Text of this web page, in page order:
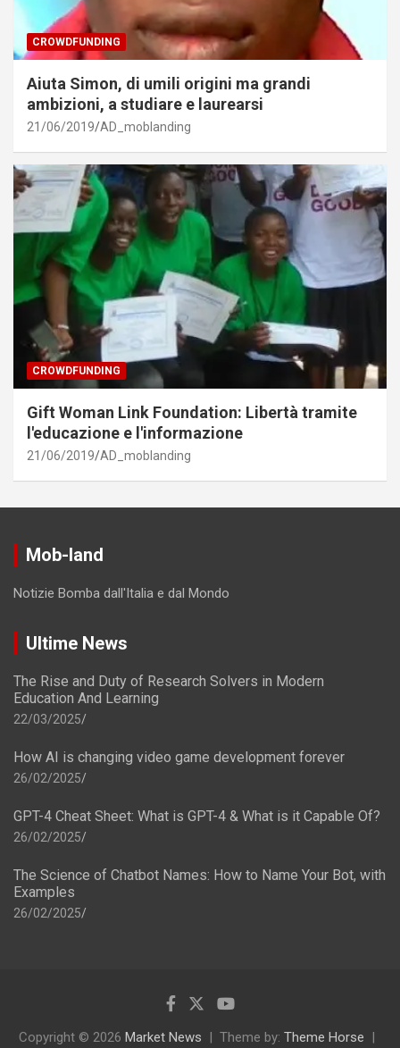
CROWDFUNDING
Aiuta Simon, di umili origini ma grandi
ambizioni, a studiare e laurearsi
21/06/2019 AD_moblanding
CROWDFUNDING
Gift Woman Link Foundation: Libertà tramite
l'educazione e l'informazione
21/06/2019 AD_moblanding
Mob-land
Notizie Bomba dall'Italia e dal Mondo
Ultime News
The Rise and Duty of Research Solvers in Modern
Education And Learning
22/03/2025
How AI is changing video game development forever
26/02/2025
GPT-4 Cheat Sheet: What is GPT-4 & What is it Capable Of?
26/02/2025
The Science of Chatbot Names: How to Name Your Bot, with
Examples
26/02/2025
Copyright © 2026 Market News Theme by: Theme Horse